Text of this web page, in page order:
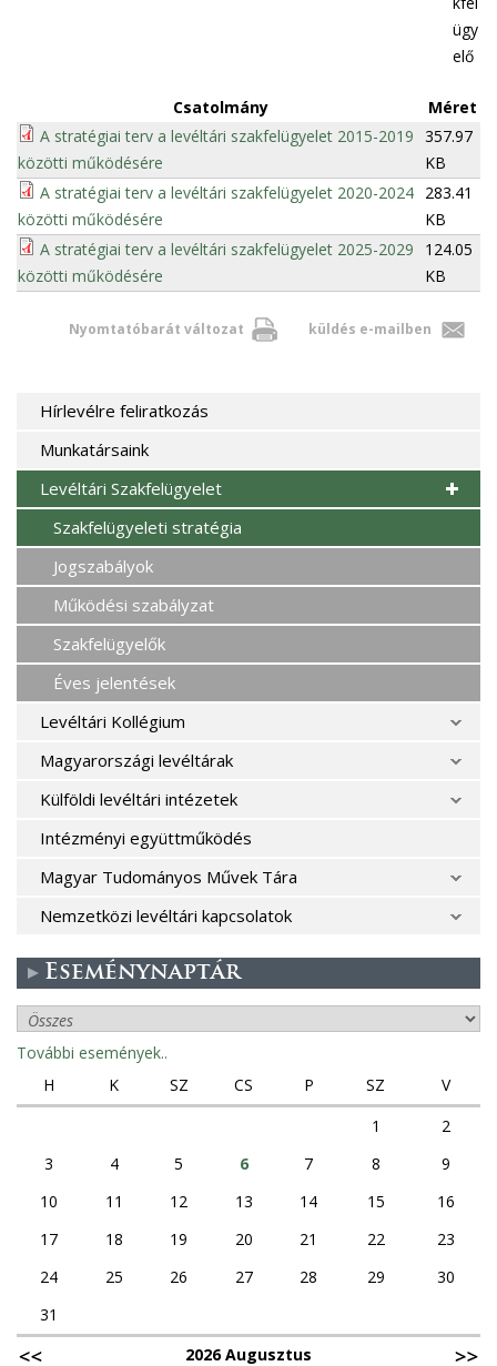
ügy
elő
Csatolmány
Méret
A stratégiai terv a levéltári szakfelügyelet 2015-2019
közötti működésére
357.97
KB
A stratégiai terv a levéltári szakfelügyelet 2020-2024
közötti működésére
283.41
KB
A stratégiai terv a levéltári szakfelügyelet 2025-2029
közötti működésére
124.05
KB
Nyomtatóbarát változat küldés e-mailben
Hírlevélre feliratkozás
Munkatársaink
Levéltári Szakfelügyelet
Szakfelügyeleti stratégia
Jogszabályok
Működési szabályzat
Szakfelügyelők
Éves jelentések
Levéltári Kollégium
Magyarországi levéltárak
Külföldi levéltári intézetek
Intézményi együttműködés
Magyar Tudományos Művek Tára
Nemzetközi levéltári kapcsolatok
Eseménynaptár
További események..
H
K SZ CS P SZ
V
1
2
3
4 5 6 7 8
9
10
11 12 13 14 15
16
17
18 19 20 21 22
23
24
25 26 27 28 29
30
31
2026 Augusztus